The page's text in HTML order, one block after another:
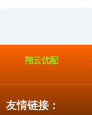
翔云优配
友情链接：